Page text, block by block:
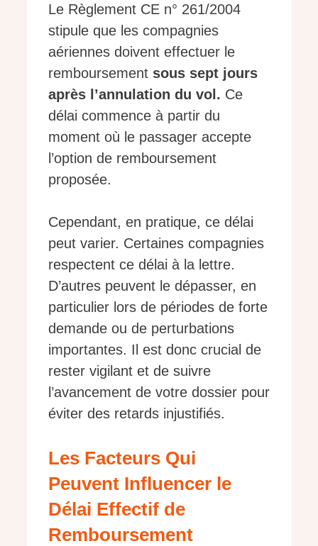
Le Règlement CE n° 261/2004
stipule que les compagnies
aériennes doivent effectuer le
remboursement sous sept jours
après l’annulation du vol. Ce
délai commence à partir du
moment où le passager accepte
l’option de remboursement
proposée.
Cependant, en pratique, ce délai
peut varier. Certaines compagnies
respectent ce délai à la lettre.
D’autres peuvent le dépasser, en
particulier lors de périodes de forte
demande ou de perturbations
importantes. Il est donc crucial de
rester vigilant et de suivre
l’avancement de votre dossier pour
éviter des retards injustifiés.
Les Facteurs Qui
Peuvent Influencer le
Délai Effectif de
Remboursement